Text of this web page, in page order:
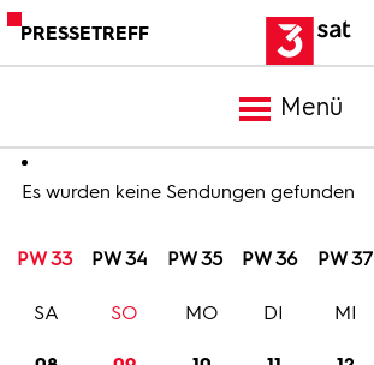
PRESSETREFF
Menü
Meldungen
Programm
Es wurden keine Sendungen gefunden
PW 33 PW 34 PW 35 PW 36 PW 37
SA SO MO DI MI